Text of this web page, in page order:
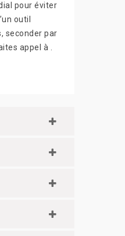
pour éviter
outil
seconder par
appel à .